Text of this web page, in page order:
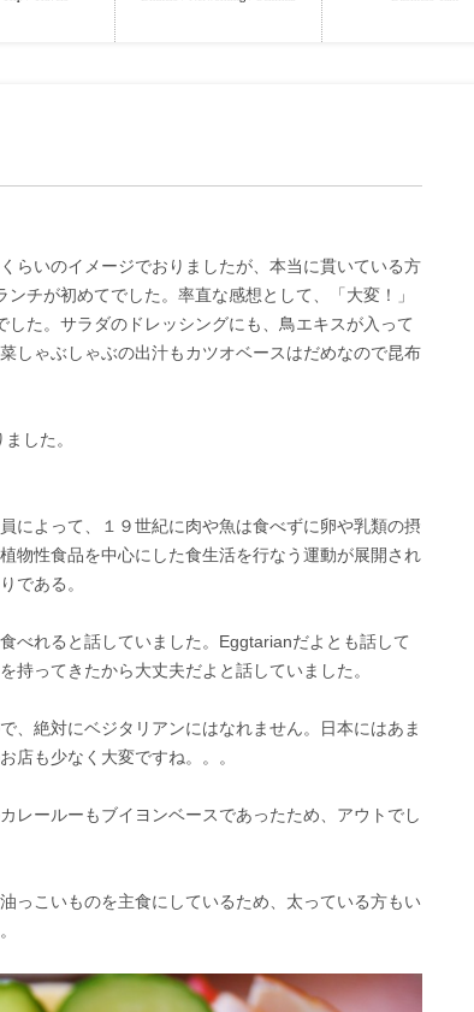
らいのイメージでおりましたが、本当に貫いている方
チが初めてでした。率直な感想として、「大変！」
た。サラダのドレッシングにも、鳥エキスが入って
しゃぶしゃぶの出汁もカツオベースはだめなので昆布
した。
によって、１９世紀に肉や魚は食べずに卵や乳類の摂
物性食品を中心にした食生活を行なう運動が展開され
である。
べれると話していました。Eggtarianだよとも話して
持ってきたから大丈夫だよと話していました。
、絶対にベジタリアンにはなれません。日本にはあま
店も少なく大変ですね。。。
レールーもブイヨンベースであったため、アウトでし
っこいものを主食にしているため、太っている方もい